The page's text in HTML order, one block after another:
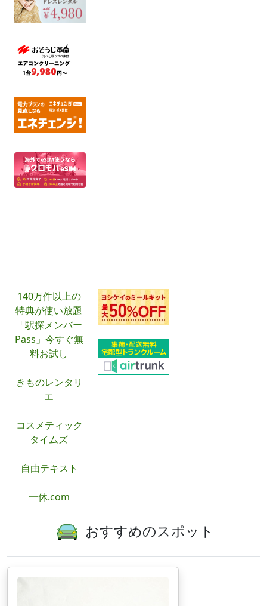
140万件以上の
特典が使い放題
「駅探メンバー
Pass」今すぐ無
料お試し
きものレンタリ
エ
コスメティック
タイムズ
自由テキスト
一休.com
おすすめのスポット